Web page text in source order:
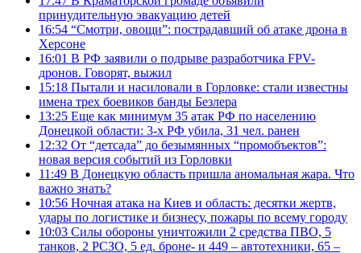
принудительную эвакуацию детей
16:54 “Смотри, овощи”: пострадавший об атаке дрона в
Херсоне
16:01 В РФ заявили о подрыве разработчика FPV-
дронов. Говорят, выжил
15:18 Пытали и насиловали в Горловке: стали известны
имена трех боевиков банды Безлера
13:25 Еще как минимум 35 атак РФ по населению
Донецкой области: 3-х РФ убила, 31 чел. ранен
12:32 От “детсада” до безымянных “промобъектов”:
новая версия событий из Горловки
11:49 В Донецкую область пришла аномальная жара. Что
важно знать?
10:56 Ночная атака на Киев и область: десятки жертв,
удары по логистике и бизнесу, пожары по всему городу
10:03 Силы обороны уничтожили 2 средства ПВО, 5
танков, 2 РСЗО, 5 ед. броне- и 449 – автотехники, 65 –